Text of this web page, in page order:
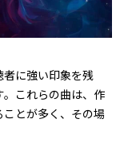
に強い印象を残
。これらの曲は、作
とが多く、その場